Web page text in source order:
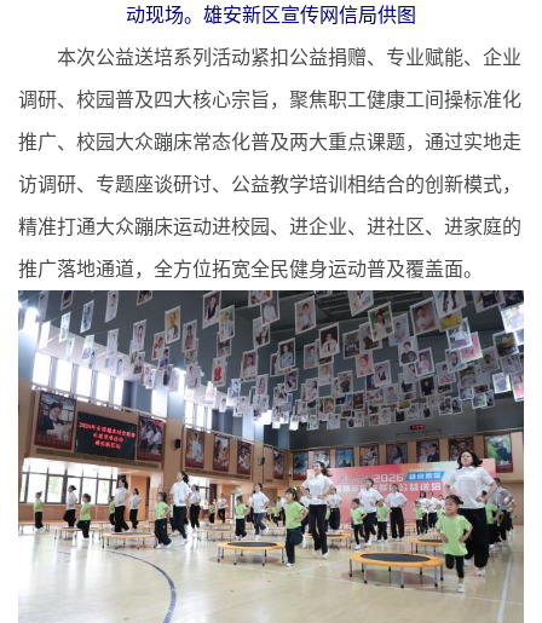
动现场。雄安新区宣传网信局供图
本次公益送培系列活动紧扣公益捐赠、专业赋能、企业
调研、校园普及四大核心宗旨，聚焦职工健康工间操标准化
推广、校园大众蹦床常态化普及两大重点课题，通过实地走
访调研、专题座谈研讨、公益教学培训相结合的创新模式，
精准打通大众蹦床运动进校园、进企业、进社区、进家庭的
推广落地通道，全方位拓宽全民健身运动普及覆盖面。